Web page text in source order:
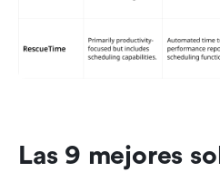
Las 9 mejores